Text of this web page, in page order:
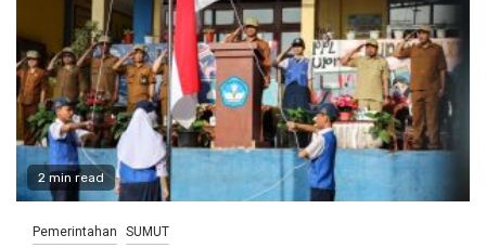
2 min read
Pemerintahan SUMUT